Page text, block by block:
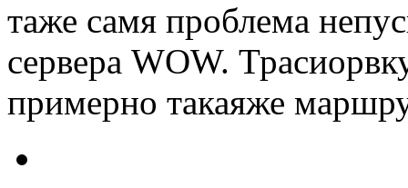
таже самя проблема
сервера WOW.
примерно такаяже